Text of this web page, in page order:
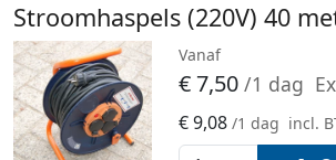
Stroomhaspels (220V) 40
Vanaf
€7,50 /1 dag
€9,08 /1 dag incl.